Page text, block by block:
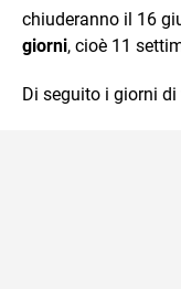
chiuderanno il 16
giorni, cioè 11
Di seguito i giorni di